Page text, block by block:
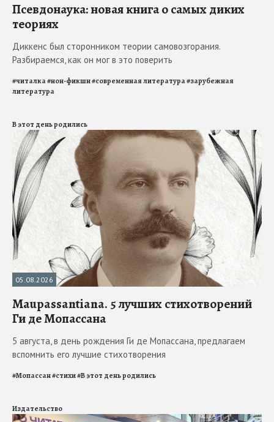
Псевдонаука: новая книга о самых диких
теориях
Диккенс был сторонником теории самовозгорания.
Разбираемся, как он мог в это поверить
#читалка#нон-фикшн#современная литература#зарубежная
литература
В этот день родились
05.08.2026
Maupassantiana. 5 лучших стихотворений
Ги де Мопассана
5 августа, в день рождения Ги де Мопассана, предлагаем
вспомнить его лучшие стихотворения
#Мопассан#стихи#В этот день родились
Издательство